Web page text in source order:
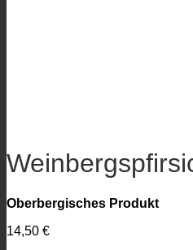
Oberbergisches Produkt
14,50 €